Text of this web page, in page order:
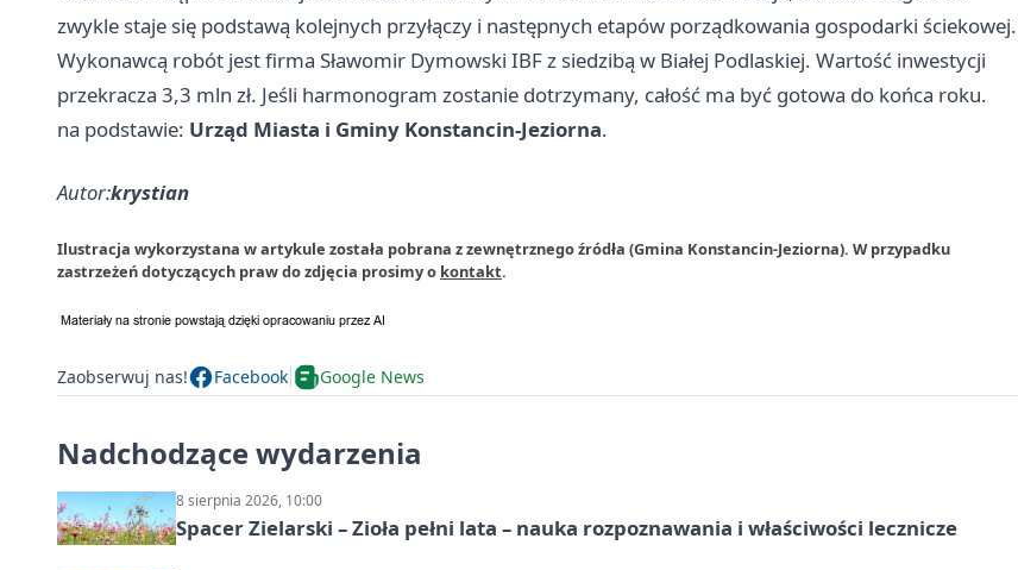
zwykle staje się podstawą kolejnych przyłączy i następnych etapów porządkowania gospodarki ściekowej.
Wykonawcą robót jest firma Sławomir Dymowski IBF z siedzibą w Białej Podlaskiej. Wartość inwestycji
przekracza 3,3 mln zł. Jeśli harmonogram zostanie dotrzymany, całość ma być gotowa do końca roku.
na podstawie: Urząd Miasta i Gminy Konstancin-Jeziorna.
Autor:krystian
Ilustracja wykorzystana w artykule została pobrana z zewnętrznego źródła (Gmina Konstancin-Jeziorna). W przypadku
zastrzeżeń dotyczących praw do zdjęcia prosimy o kontakt.
Zaobserwuj nas! Facebook Google News
Nadchodzące wydarzenia
8 sierpnia 2026, 10:00
Spacer Zielarski – Zioła pełni lata – nauka rozpoznawania i właściwości lecznicze